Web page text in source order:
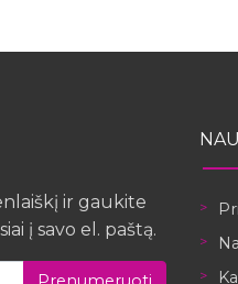
ir gaukite
į savo el. paštą.